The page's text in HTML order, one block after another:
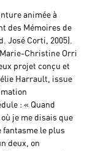
animée à
des Mémoires de
José Corti, 2005).
Christine Orri
projet conçu et
Harrault, issue
: « Quand
je me disais que
fantasme le plus
deux, on